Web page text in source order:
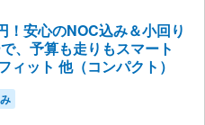
！安心のNOC込み＆小回り
、予算も走りもスマート
ィット 他（コンパクト）